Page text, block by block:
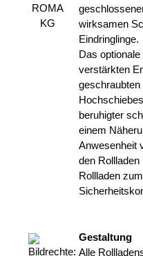
wirksamen
Eindringlinge.
Das
verstärkten
beruhigter
einem
Anwesenheit
den
Rollladen
Gestaltung
Alle